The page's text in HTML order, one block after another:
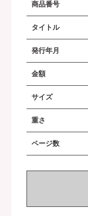
商品番号
タイトル
発行年月
金額
サイズ
重さ
ページ数